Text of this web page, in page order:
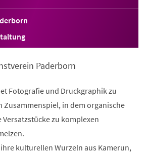
Paderborn
Fotografie und Druckgraphik zu
Zusammenspiel, in dem organische
zu komplexen
kulturellen Wurzeln aus Kamerun,